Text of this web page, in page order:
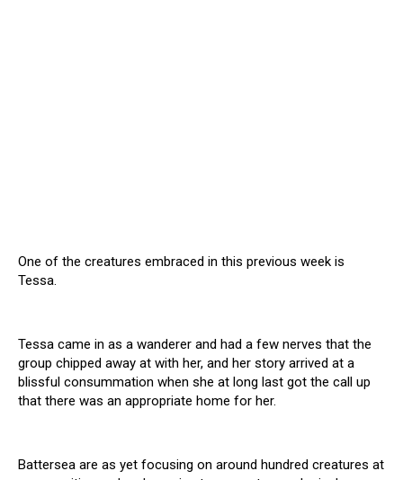
One of the creatures embraced in this previous week is
Tessa.
Tessa came in as a wanderer and had a few nerves that the
group chipped away at with her, and her story arrived at a
blissful consummation when she at long last got the call up
that there was an appropriate home for her.
Battersea are as yet focusing on around hundred creatures at